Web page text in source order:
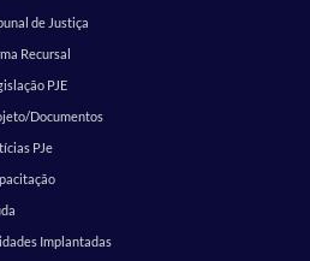
de Justiça
Recursal
PJE
Documentos
PJe
Implantadas